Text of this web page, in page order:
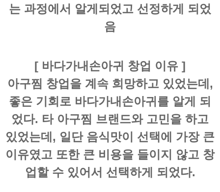
는 과정에서 알게되었고 선정하게 되었
음
[ 바다가내손아귀 창업 이유 ]
아구찜 창업을 계속 희망하고 있었는데,
좋은 기회로 바다가내손아귀를 알게 되
었다. 타 아구찜 브랜드와 고민을 하고
있었는데, 일단 음식맛이 선택에 가장 큰
이유였고 또한 큰 비용을 들이지 않고 창
업할 수 있어서 선택하게 되었다.